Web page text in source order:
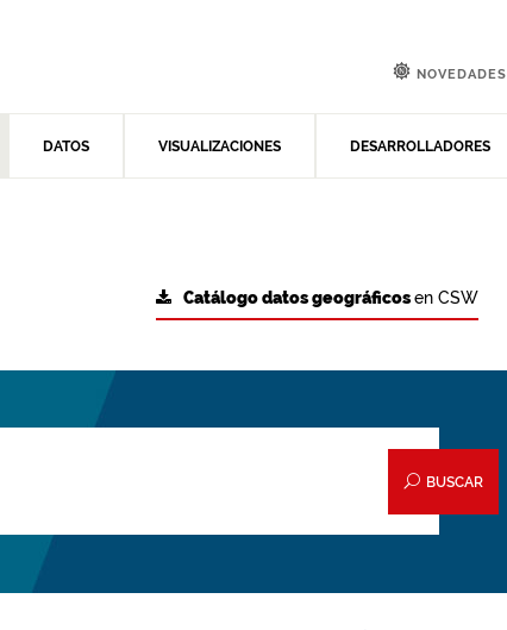
DATOS VISUALIZACIONES DESARROLLADORES
NOVEDADES
Catálogo datos geográficosen CSW
BUSCAR